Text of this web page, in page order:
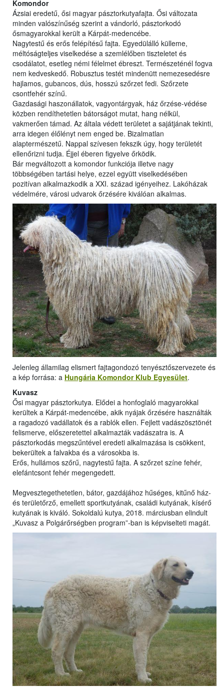
Komondor
Ázsiai eredetű, ősi magyar pásztorkutyafajta. Ősi változata
minden valószínűség szerint a vándorló, pásztorkodó
ősmagyarokkal került a Kárpát-medencébe.
Nagytestű és erős felépítésű fajta. Egyedülálló külleme,
méltóságteljes viselkedése a szemlélőben tiszteletet és
csodálatot, esetleg némi félelmet ébreszt. Természeténél fogva
nem kedveskedő. Robusztus testét mindenütt nemezesedésre
hajlamos, gubancos, dús, hosszú szőrzet fedi. Szőrzete
csontfehér színű.
Gazdasági haszonállatok, vagyontárgyak, ház őrzése-védése
közben rendíthetetlen bátorságot mutat, hang nélkül,
vakmerően támad. Az általa védett területet a sajátjának tekinti,
arra idegen élőlényt nem enged be. Bizalmatlan
alaptermészetű. Nappal szívesen fekszik úgy, hogy területét
ellenőrizni tudja. Éjjel éberen figyelve őrködik.
Bár megváltozott a komondor funkciója illetve nagy
többségében tartási helye, ezzel együtt viselkedésében
pozitívan alkalmazkodik a XXI. század igényeihez. Lakóházak
védelmére, városi udvarok őrzésére kiválóan alkalmas.
Jelenleg államilag elismert fajtagondozó tenyésztőszervezete és
a kép forrása: a Hungária Komondor Klub Egyesület.
Kuvasz
Ősi magyar pásztorkutya. Elődei a honfoglaló magyarokkal
kerültek a Kárpát-medencébe, akik nyájak őrzésére használták
a ragadozó vadállatok és a rablók ellen. Fejlett vadászösztönét
felismerve, előszeretettel alkalmazták vadászatra is. A
pásztorkodás megszűntével eredeti alkalmazása is csökkent,
bekerültek a falvakba és a városokba is.
Erős, hullámos szőrű, nagytestű fajta. A szőrzet színe fehér,
elefántcsont fehér megengedett.
Megvesztegethetetlen, bátor, gazdájához hűséges, kitűnő ház-
és területőrző, emellett sportkutyának, családi kutyának, kísérő
kutyának is kiváló. Sokoldalú kutya, 2018. márciusban elindult
„Kuvasz a Polgárőrségben program”-ban is képviselteti magát.